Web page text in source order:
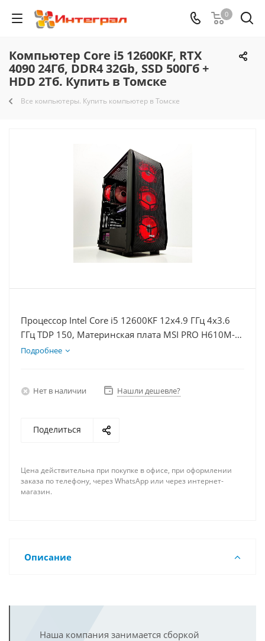
0
Компьютер Core i5 12600KF, RTX
4090 24Гб, DDR4 32Gb, SSD 500Гб +
HDD 2Тб. Купить в Томске
Все компьютеры. Купить компьютер в Томске
Процессор Intel Core i5 12600KF 12x4.9 ГГц 4x3.6
ГГц TDP 150, Материнская плата MSI PRO H610M-E,
Видеокарта RTX 4090 24Гб, Память DDR4 32Gb,
Подробнее
Нет в наличии Нашли дешевле?
Поделиться
Цена действительна при покупке в офисе, при оформлении
заказа по телефону, через WhatsApp или через интернет-
магазин.
Описание
Наша компания занимается сборкой